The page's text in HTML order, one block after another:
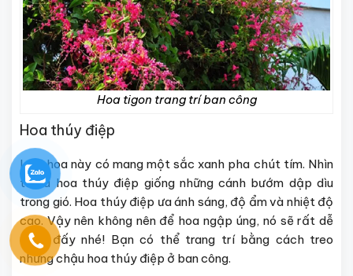
Hoa tigon trang trí ban công
Hoa thúy điệp
Loài hoa này có mang một sắc xanh pha chút tím. Nhìn
từ xa hoa thúy điệp giống những cánh bướm dập dìu
trong gió. Hoa thúy điệp ưa ánh sáng, độ ẩm và nhiệt độ
cao. Vậy nên không nên để hoa ngập úng, nó sẽ rất dễ
chết đấy nhé! Bạn có thể trang trí bằng cách treo
những chậu hoa thúy điệp ở ban công.